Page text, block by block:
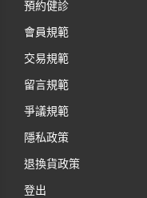
預約健診
會員規範
交易規範
留言規範
爭議規範
隱私政策
退換貨政策
登出